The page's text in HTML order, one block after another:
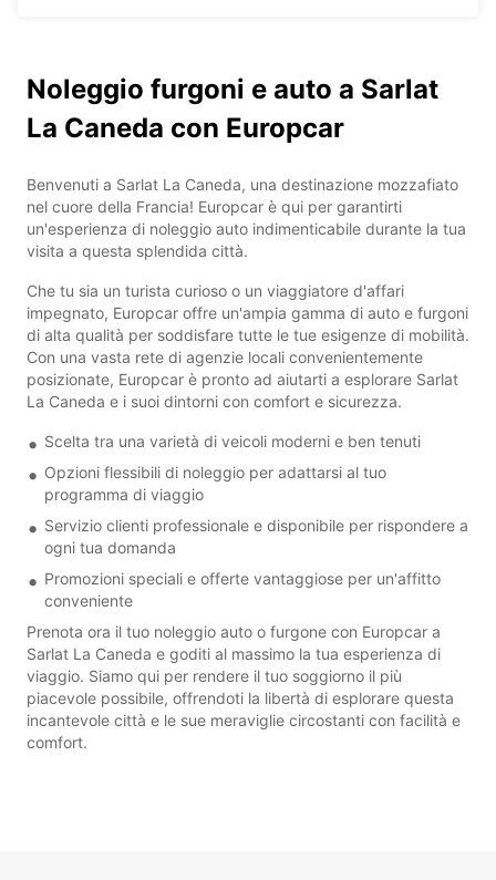
Noleggio furgoni e auto a Sarlat
La Caneda con Europcar
Benvenuti a Sarlat La Caneda, una destinazione mozzafiato
nel cuore della Francia! Europcar è qui per garantirti
un'esperienza di noleggio auto indimenticabile durante la tua
visita a questa splendida città.
Che tu sia un turista curioso o un viaggiatore d'affari
impegnato, Europcar offre un'ampia gamma di auto e furgoni
di alta qualità per soddisfare tutte le tue esigenze di mobilità.
Con una vasta rete di agenzie locali convenientemente
posizionate, Europcar è pronto ad aiutarti a esplorare Sarlat
La Caneda e i suoi dintorni con comfort e sicurezza.
Scelta tra una varietà di veicoli moderni e ben tenuti
Opzioni flessibili di noleggio per adattarsi al tuo
programma di viaggio
Servizio clienti professionale e disponibile per rispondere a
ogni tua domanda
Promozioni speciali e offerte vantaggiose per un'affitto
conveniente
Prenota ora il tuo noleggio auto o furgone con Europcar a
Sarlat La Caneda e goditi al massimo la tua esperienza di
viaggio. Siamo qui per rendere il tuo soggiorno il più
piacevole possibile, offrendoti la libertà di esplorare questa
incantevole città e le sue meraviglie circostanti con facilità e
comfort.